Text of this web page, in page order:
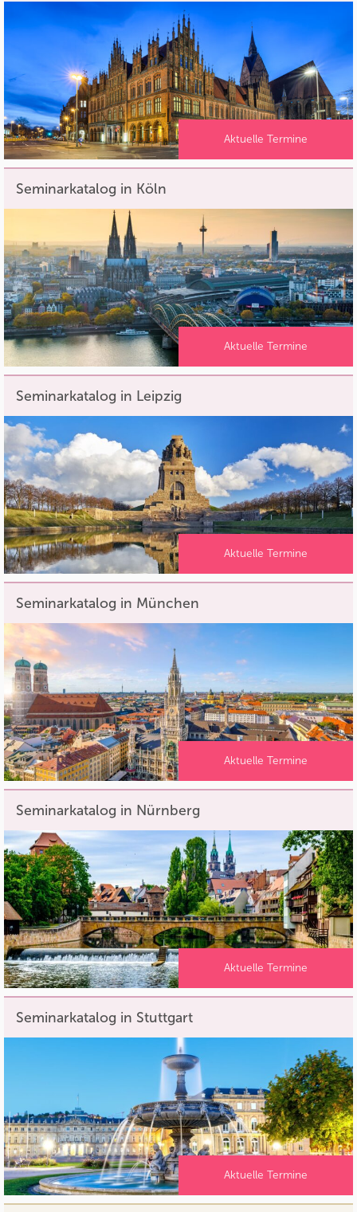
Aktuelle Termine
Seminarkatalog in Köln
Aktuelle Termine
Seminarkatalog in Leipzig
Aktuelle Termine
Seminarkatalog in München
Aktuelle Termine
Seminarkatalog in Nürnberg
Aktuelle Termine
Seminarkatalog in Stuttgart
Aktuelle Termine